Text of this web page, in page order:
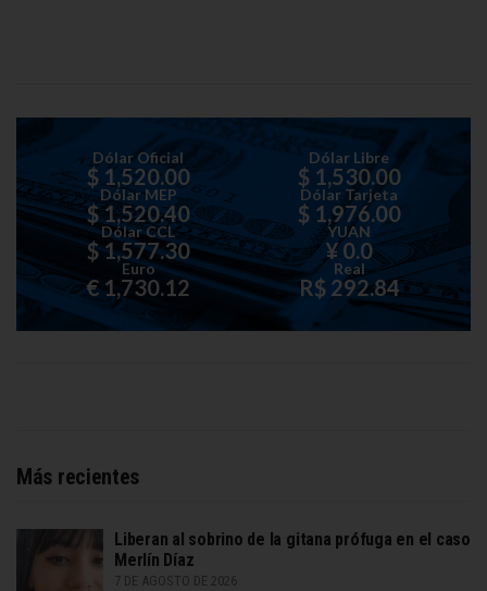
Dólar Oficial
$ 1,520.00
Dólar Libre
$ 1,530.00
Dólar MEP
$ 1,520.40
Dólar Tarjeta
$ 1,976.00
Dólar CCL
$ 1,577.30
YUAN
¥ 0.0
Euro
€ 1,730.12
Real
R$ 292.84
Más recientes
Liberan al sobrino de la gitana prófuga en el caso
Merlín Díaz
7 DE AGOSTO DE 2026